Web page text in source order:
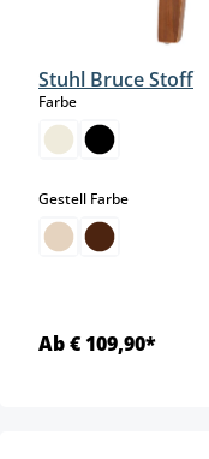
Stuhl Bruce Stoff
Farbeauswählen
Gestell Farbeauswählen
Ab € 109,90*